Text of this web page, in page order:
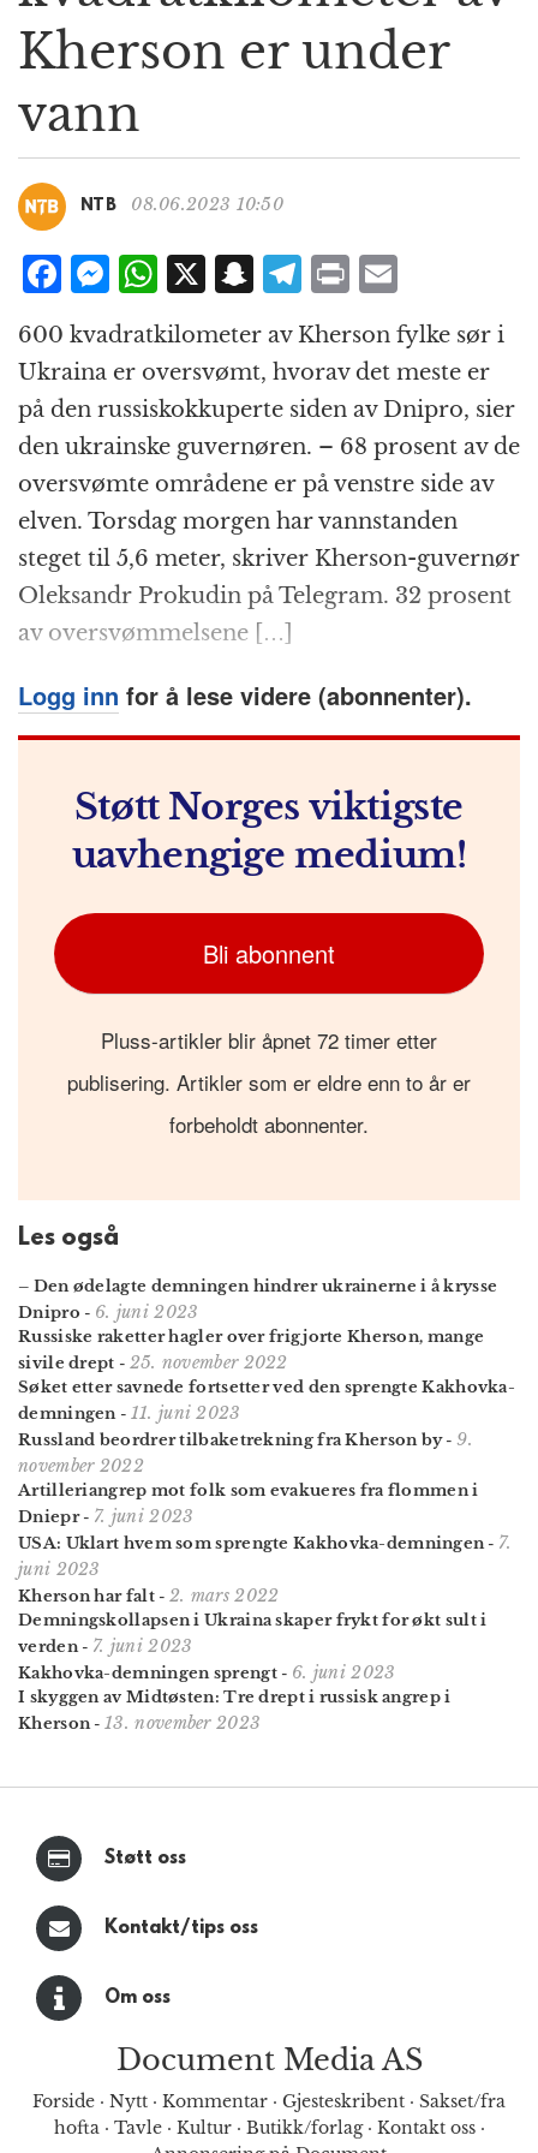
a
t
Kherson er under
vann
NTB 08.06.2023 10:50
F
a
c
e
b
o
o
k
M
e
ss
e
n
g
e
r
W
h
at
s
A
p
p
X S
a
p
c
h
at
T
el
e
g
r
a
m
P
n
t
m
ai
l
600 kvadratkilometer av Kherson fylke sør i
Ukraina er oversvømt, hvorav det meste er
på den russiskokkuperte siden av Dnipro, sier
den ukrainske guvernøren. – 68 prosent av de
oversvømte områdene er på venstre side av
elven. Torsdag morgen har vannstanden
steget til 5,6 meter, skriver Kherson-guvernør
Oleksandr Prokudin på Telegram. 32 prosent
av oversvømmelsene […]
Logg inn for å lese videre (abonnenter).
Støtt Norges viktigste
uavhengige medium!
Bli abonnent
Pluss-artikler blir åpnet 72 timer etter
publisering. Artikler som er eldre enn to år er
forbeholdt abonnenter.
Les også
– Den ødelagte demningen hindrer ukrainerne i å krysse
Dnipro - 6. juni 2023
Russiske raketter hagler over frigjorte Kherson, mange
sivile drept - 25. november 2022
Søket etter savnede fortsetter ved den sprengte Kakhovka-
demningen- 11. juni 2023
Russland beordrer tilbaketrekning fra Kherson by-9.
november 2022
Artilleriangrep mot folk som evakueres fra flommen i
Dniepr- 7. juni 2023
USA: Uklart hvem som sprengte Kakhovka-demningen- 7.
juni 2023
Kherson har falt- 2. mars 2022
Demningskollapsen i Ukraina skaper frykt for økt sult i
verden- 7. juni 2023
Kakhovka-demningen sprengt- 6. juni 2023
I skyggen av Midtøsten: Tre drept i russisk angrep i
Kherson-13. november 2023
Støtt oss
Kontakt/tips oss
Om oss
Document Media AS
Forside · Nytt · Kommentar · Gjesteskribent · Sakset/fra
hofta· Tavle· Kultur· Butikk/forlag· Kontakt oss·